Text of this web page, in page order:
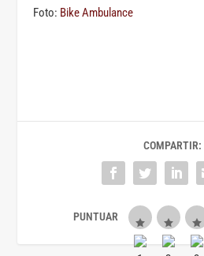
Foto: Bike Ambulance
COMPARTIR: